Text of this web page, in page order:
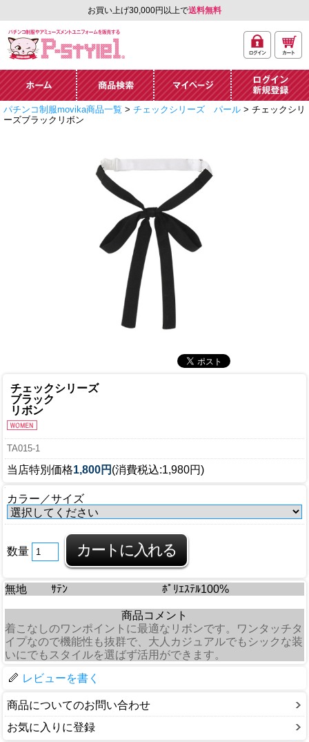
お買い上げ30,000円以上で送料無料
ーズメントユニフォー
ム通販「P-style 1」.
イン
ト
ホーム 商品検索 マイページ
ログイン・新規
パチンコ制服movika商品一覧 > チェックシリーズ パール > チェックシリ
ーズブラックリボン
チェックシリーズ
ブラック
リボン
TA015-1
当店特別価格1,800円 (消費税込:1,980円)
カラー／サイズ
数量
無地 ｻﾃﾝ ﾎﾟﾘｴｽﾃﾙ100%
商品コメント
着こなしのワンポイントに最適なリボンです。ワンタッチタ
イプなので機能性も抜群で、大人カジュアルでもシックな装
いにでもスタイルを選ばず活用ができます。
レビューを書く
商品についてのお問い合わせ
お気に入りに登録